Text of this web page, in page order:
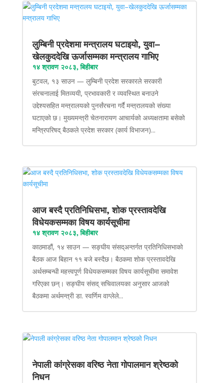
लुम्बिनी प्रदेशमा मन्त्रालय घटाइयो, युवा–
खेलकुददेखि ऊर्जासम्मका मन्त्रालय गाभिए
१४ श्रावण २०८३, बिहीबार
बुटवल, १३ साउन — लुम्बिनी प्रदेश सरकारले सरकारी
संरचनालाई मितव्ययी, प्रभावकारी र व्यवस्थित बनाउने
उद्देश्यसहित मन्त्रालयको पुनर्संरचना गर्दै मन्त्रालयको संख्या
घटाएको छ। मुख्यमन्त्री चेतनारायण आचार्यको अध्यक्षतामा बसेको
मन्त्रिपरिषद् बैठकले प्रदेश सरकार (कार्य विभाजन)...
आज बस्दै प्रतिनिधिसभा, शोक प्रस्तावदेखि
विधेयकसम्मका विषय कार्यसूचीमा
१४ श्रावण २०८३, बिहीबार
काठमाडौं, १४ साउन — सङ्घीय संसद्अन्तर्गत प्रतिनिधिसभाको
बैठक आज बिहान ११ बजे बस्दैछ। बैठकमा शोक प्रस्तावदेखि
अर्थसम्बन्धी महत्त्वपूर्ण विधेयकसम्मका विषय कार्यसूचीमा समावेश
गरिएका छन्। सङ्घीय संसद् सचिवालयका अनुसार आजको
बैठकमा अर्थमन्त्री डा. स्वर्णिम वाग्लेले...
नेपाली कांग्रेसका वरिष्ठ नेता गोपालमान श्रेष्ठको
निधन